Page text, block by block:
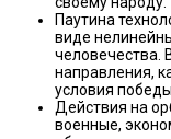
Паутина
виде
человечества.
направления,
условия победы.
Действия на
военные,